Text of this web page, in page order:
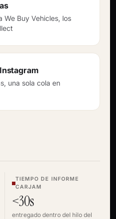
We Buy Vehicles, los
una sola cola en
TIEMPO DE INFORME
CARJAM
<30s
entregado dentro del hilo del